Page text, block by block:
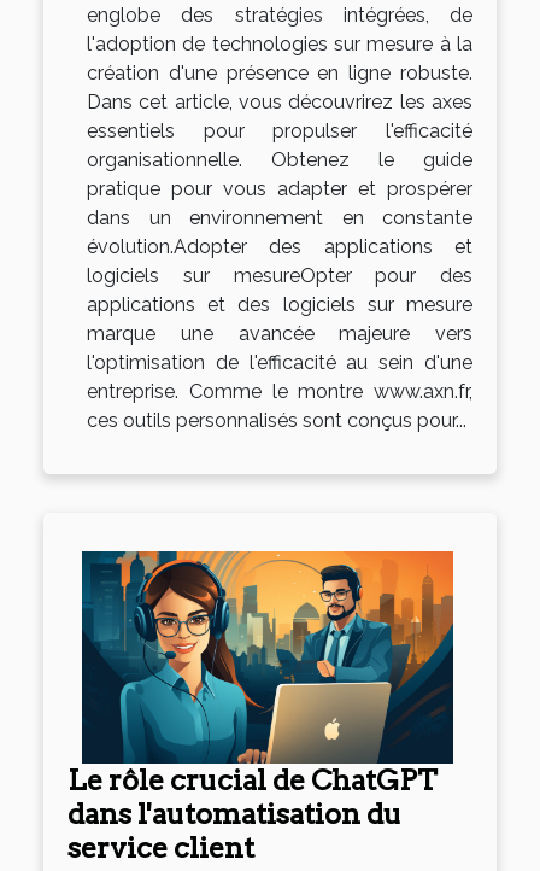
englobe des stratégies intégrées, de
l'adoption de technologies sur mesure à la
création d'une présence en ligne robuste.
Dans cet article, vous découvrirez les axes
essentiels pour propulser l'efficacité
organisationnelle. Obtenez le guide
pratique pour vous adapter et prospérer
dans un environnement en constante
évolution.Adopter des applications et
logiciels sur mesureOpter pour des
applications et des logiciels sur mesure
marque une avancée majeure vers
l'optimisation de l'efficacité au sein d'une
entreprise. Comme le montre www.axn.fr,
ces outils personnalisés sont conçus pour...
Le rôle crucial de ChatGPT
dans l'automatisation du
service client